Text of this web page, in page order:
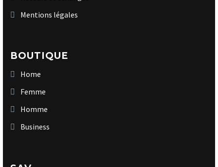
Mentions légales
BOUTIQUE
Home
Femme
Homme
Business